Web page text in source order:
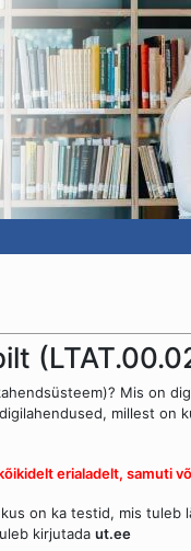
Mis on
millest on
erialadelt, samuti
on ka testid, mis tuleb
kirjutada ut.ee